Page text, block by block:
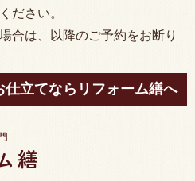
ださい。
合は、以降のご予約をお断り
立てならリフォーム繕へ